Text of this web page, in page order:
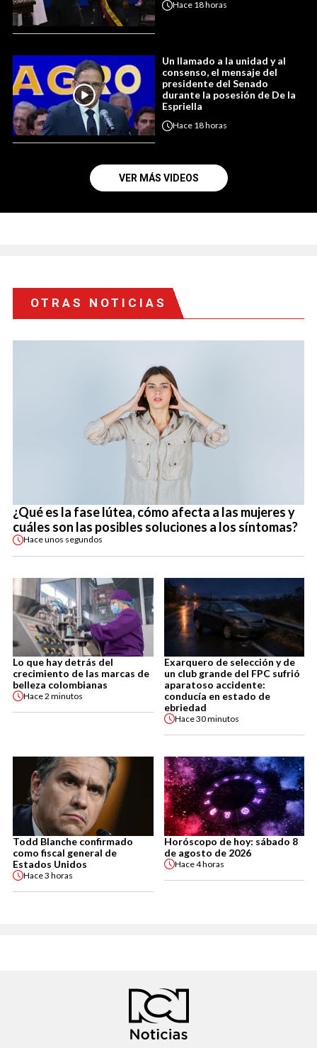
Hace 18 horas
Un llamado a la unidad y al
consenso, el mensaje del
presidente del Senado
durante la posesión de De la
Espriella
Hace 18 horas
VER MÁS VIDEOS
OTRAS NOTICIAS
¿Qué es la fase lútea, cómo afecta a las mujeres y
cuáles son las posibles soluciones a los síntomas?
Haceunos segundos
Lo que hay detrás del
crecimiento de las marcas de
belleza colombianas
Hace2 minutos
Exarquero de selección y de
un club grande del FPC sufrió
aparatoso accidente:
conducía en estado de
ebriedad
Hace30 minutos
Todd Blanche confirmado
como fiscal general de
Estados Unidos
Hace3 horas
Horóscopo de hoy: sábado 8
de agosto de 2026
Hace4 horas